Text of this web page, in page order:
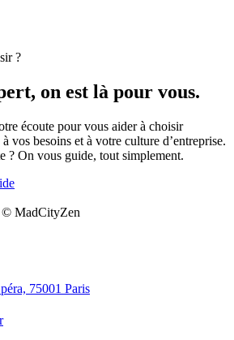
?
on est là pour vous.
écoute pour vous aider à choisir
vos besoins et à votre culture d’entreprise.
? On vous guide, tout simplement.
75001 Paris